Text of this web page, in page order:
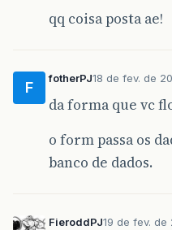
qq coisa posta ae!
F
fotherPJ18 de fev. de
da forma que vc
o form passa os
banco de dados.
FieroddPJ19 de fev. de